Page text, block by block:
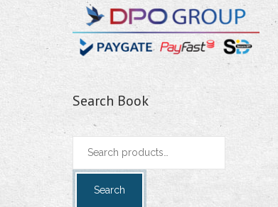
Search Book
Search